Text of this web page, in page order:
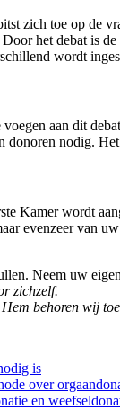
zich toe op de
het debat is
wordt
aan dit
donoren nodig.
Kamer wordt
evenzeer van
Neem uw
zichzelf.
behoren wij
is
over
en